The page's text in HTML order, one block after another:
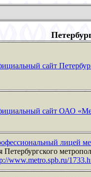
сайт
сайт ОАО
лицей
Петербургского
www.metro.spb.ru/